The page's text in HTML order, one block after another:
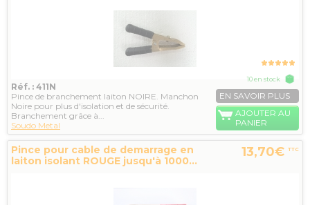
Réf. : 411N
Pince de branchement laiton NOIRE. Manchon
Noire pour plus d'isolation et de sécurité.
Branchement grâce à...
Soudo Metal
10 en stock
EN SAVOIR PLUS
AJOUTER AU
PANIER
Pince pour cable de demarrage en
laiton isolant ROUGE jusqu'à 1000...
13,70€ TTC